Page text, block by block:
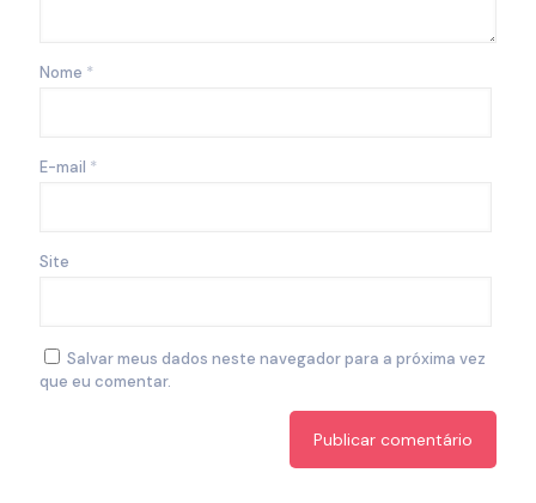
Nome *
E-mail *
Site
Salvar meus dados neste navegador para a próxima vez
que eu comentar.